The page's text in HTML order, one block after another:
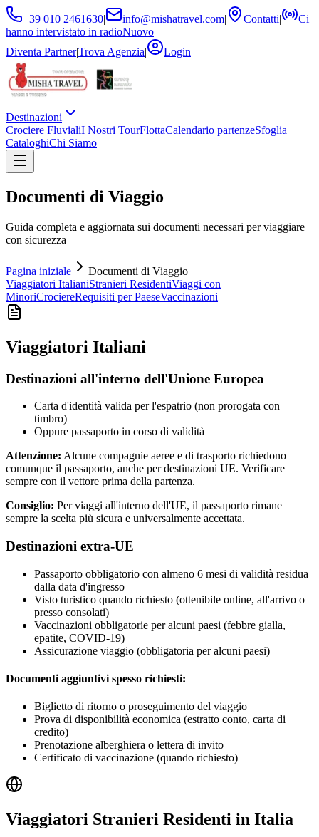
+39 010 2461630| info@mishatravel.com| Contatti|
Ci
hanno intervistato in radioNuovo
Diventa Partner|Trova Agenzia| Login
Destinazioni
Crociere FluvialiI Nostri TourFlottaCalendario partenzeSfoglia
CataloghiChi Siamo
Documenti di Viaggio
Guida completa e aggiornata sui documenti necessari per viaggiare
con sicurezza
Pagina iniziale
Documenti di Viaggio
Viaggiatori ItalianiStranieri ResidentiViaggi con
MinoriCrociereRequisiti per PaeseVaccinazioni
Viaggiatori Italiani
Destinazioni all'interno dell'Unione Europea
Carta d'identità valida per l'espatrio (non prorogata con
timbro)
Oppure passaporto in corso di validità
Attenzione: Alcune compagnie aeree e di trasporto richiedono
comunque il passaporto, anche per destinazioni UE. Verificare
sempre con il vettore prima della partenza.
Consiglio: Per viaggi all'interno dell'UE, il passaporto rimane
sempre la scelta più sicura e universalmente accettata.
Destinazioni extra-UE
Passaporto obbligatorio con almeno 6 mesi di validità residua
dalla data d'ingresso
Visto turistico quando richiesto (ottenibile online, all'arrivo o
presso consolati)
Vaccinazioni obbligatorie per alcuni paesi (febbre gialla,
epatite, COVID-19)
Assicurazione viaggio (obbligatoria per alcuni paesi)
Documenti aggiuntivi spesso richiesti:
Biglietto di ritorno o proseguimento del viaggio
Prova di disponibilità economica (estratto conto, carta di
credito)
Prenotazione alberghiera o lettera di invito
Certificato di vaccinazione (quando richiesto)
Viaggiatori Stranieri Residenti in Italia